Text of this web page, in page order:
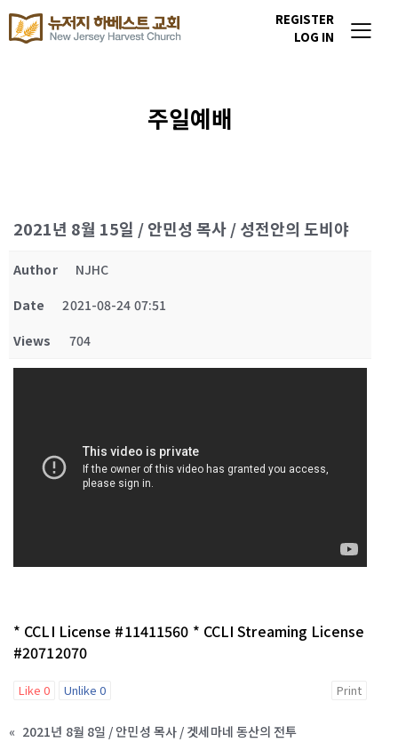
REGISTER
LOG IN
주일예배
2021년 8월 15일 / 안민성 목사 / 성전안의 도비야
Author
NJHC
Date
2021-08-24 07:51
Views
704
* CCLI License #11411560 * CCLI Streaming License
#20712070
Like 0 Unlike0 Print
« 2021년 8월 8일 / 안민성 목사 / 겟세마네 동산의 전투